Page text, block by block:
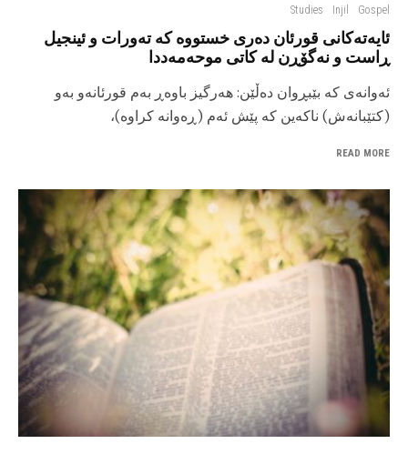
Gospel
Injil
Studies
ئایەتەکانی قورئان دەری خستووە کە تەورات و ئینجیل
ڕاست و نەگۆڕن لە کاتی موحەمەددا
ئه‌وانه‌ی که بێ‎بڕوان ده‌ڵێن: هه‌رگیز باوه‌ڕ به‌م قورئانه‌و به‌و
(کتێبانه‌ش) ناکه‌ین که پێش ئه‌م (ڕه‌وانه کراوه‌)،
READ MORE